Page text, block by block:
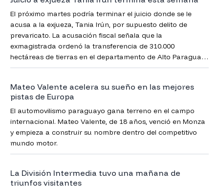
El próximo martes podría terminar el juicio donde se le
acusa a la exjueza, Tania Irún, por supuesto delito de
prevaricato. La acusación fiscal señala que la
exmagistrada ordenó la transferencia de 310.000
hectáreas de tierras en el departamento de Alto Paraguay
(Chaco) a empresas extranjeras, en directa violación de la
Mateo Valente acelera su sueño en las mejores
pistas de Europa
El automovilismo paraguayo gana terreno en el campo
internacional. Mateo Valente, de 18 años, venció en Monza
y empieza a construir su nombre dentro del competitivo
mundo motor.
La División Intermedia tuvo una mañana de
triunfos visitantes